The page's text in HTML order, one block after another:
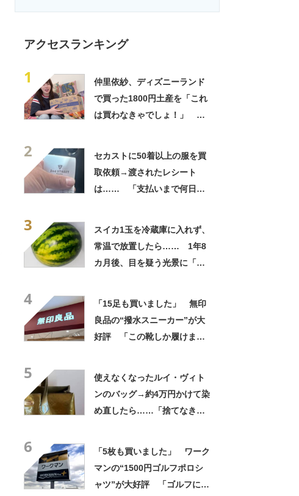
アクセスランキング
1
仲里依紗、ディズニーランド
で買った1800円土産を「これ
は買わなきゃでしょ！」
2
セカストに50着以上の服を買
取依頼→渡されたレシート
は…… 「支払いまで何日か
3
スイカ1玉を冷蔵庫に入れず、
常温で放置したら…… 1年8
カ月後、目を疑う光景に「ヤ
4
「15足も買いました」 無印
良品の“撥水スニーカー”が大
好評 「この靴しか履けませ
5
使えなくなったルイ・ヴィト
ンのバッグ→約4万円かけて染
め直したら……「捨てなきゃ
6
「5枚も買いました」 ワーク
マンの“1500円ゴルフポロシ
ャツ”が大好評 「ゴルフにも